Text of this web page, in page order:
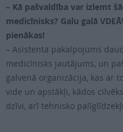
– Kā pašvaldība var izlemt
medicīnisks? Galu galā
pienākas!
– Asistenta pakalpojums
medicīnisks jautājums, un
galvenā organizācija, kas ar
vide un apstākļi, kādos
dzīvi, arī tehnisko